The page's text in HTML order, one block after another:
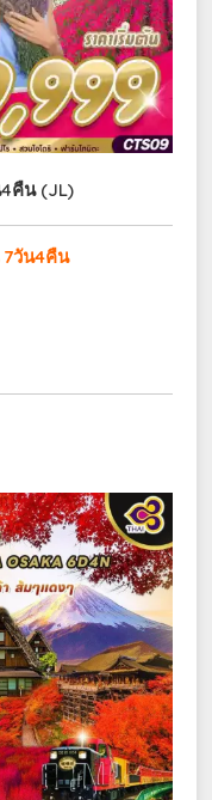
4คืน (JL)
7วัน4คืน